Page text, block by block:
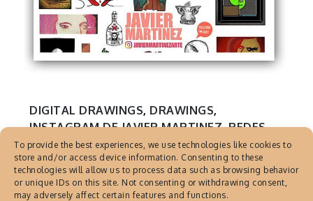
To provide the best experiences, we use technologies like cookies to
store and/or access device information. Consenting to these
technologies will allow us to process data such as browsing behavior
or unique IDs on this site. Not consenting or withdrawing consent,
may adversely affect certain features and functions.
DIGITAL DRAWINGS, DRAWINGS,
INSTAGRAM DE JAVIER MARTINEZ,REDES
SOCIALES,SOCIAL NETWORKS
Javier Martínez, Portafolio
artístico en Instagram